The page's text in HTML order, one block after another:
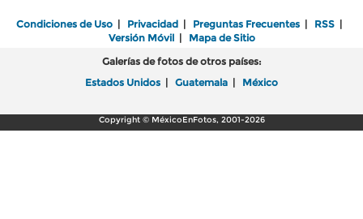
Condiciones de Uso | Privacidad | Preguntas Frecuentes | RSS |
Versión Móvil| Mapa de Sitio
Galerías de fotos de otros países:
Estados Unidos | Guatemala | México
Copyright © MéxicoEnFotos, 2001-2026